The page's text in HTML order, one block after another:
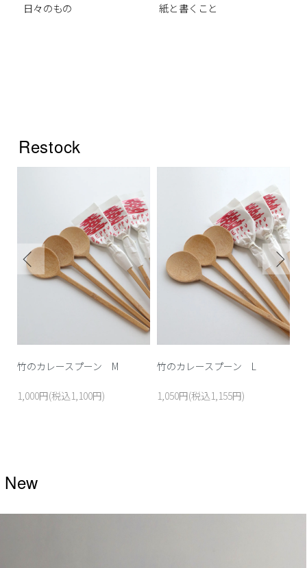
日々のもの 紙と書くこと
Restock
竹のカレースプーン M
1,000円(税込1,100円)
竹のカレースプーン L
1,050円(税込1,155円)
New